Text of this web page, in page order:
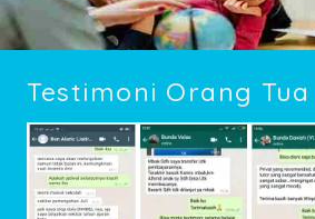
Testimoni Orang Tua